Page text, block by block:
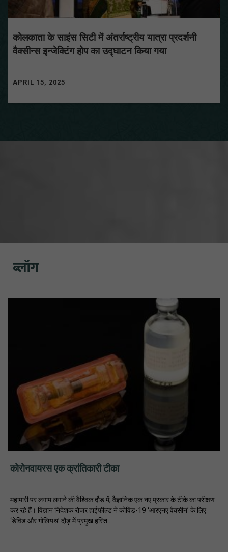
कोलकाता के साइंस सिटी में अंतर्राष्ट्रीय यात्रा प्रदर्शनी
वैक्सीन्स इन्जेक्टिंग होप का उद्घाटन किया गया
APRIL 15, 2025
ब्लॉग
कोरोनवायरस एक क्रांतिकारी टीका
महामारी पर लगाम लगाने की वैश्विक दौड़ में, वैज्ञानिक एक नए प्रकार के टीके का परीक्षण
कर रहे हैं। विज्ञान निदेशक रोजर हाईफील्ड ने कोविड-19 ‘आरएनए वैक्सीन’ के लिए
‘डेविड और गोलियथ’ दौड़ में प्रमुख हस्ति...